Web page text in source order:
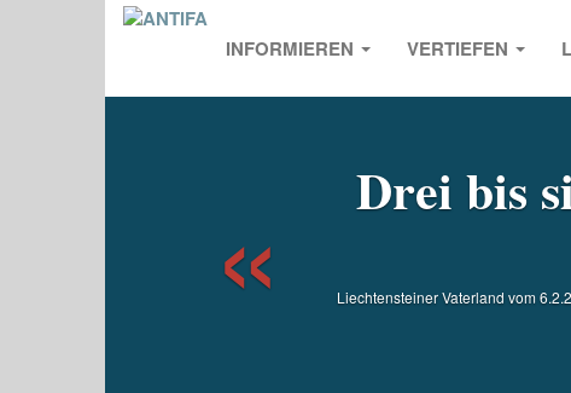
INFORMIEREN VERTIEFEN
Drei bis
Liechtensteiner Vaterland vom
Previous